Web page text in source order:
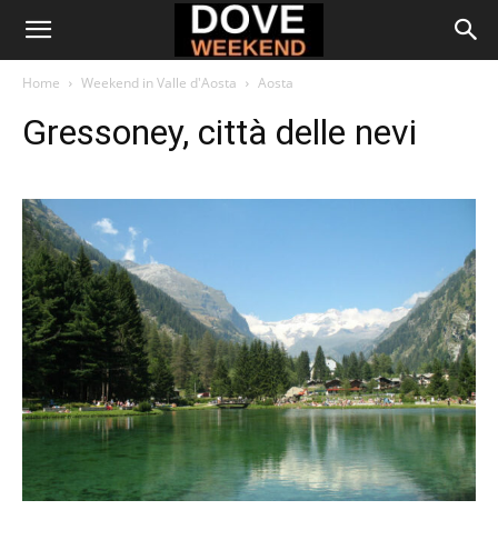
Home Weekend in Valle d'Aosta Aosta
Gressoney, città delle nevi